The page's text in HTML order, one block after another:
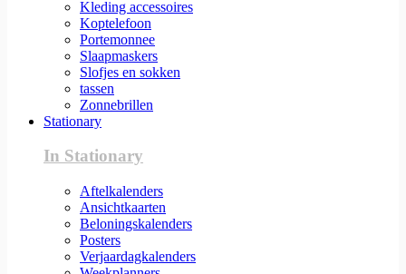
Kleding accessoires
Koptelefoon
Portemonnee
Slaapmaskers
Slofjes en sokken
tassen
Zonnebrillen
Stationary
In Stationary
Aftelkalenders
Ansichtkaarten
Beloningskalenders
Posters
Verjaardagkalenders